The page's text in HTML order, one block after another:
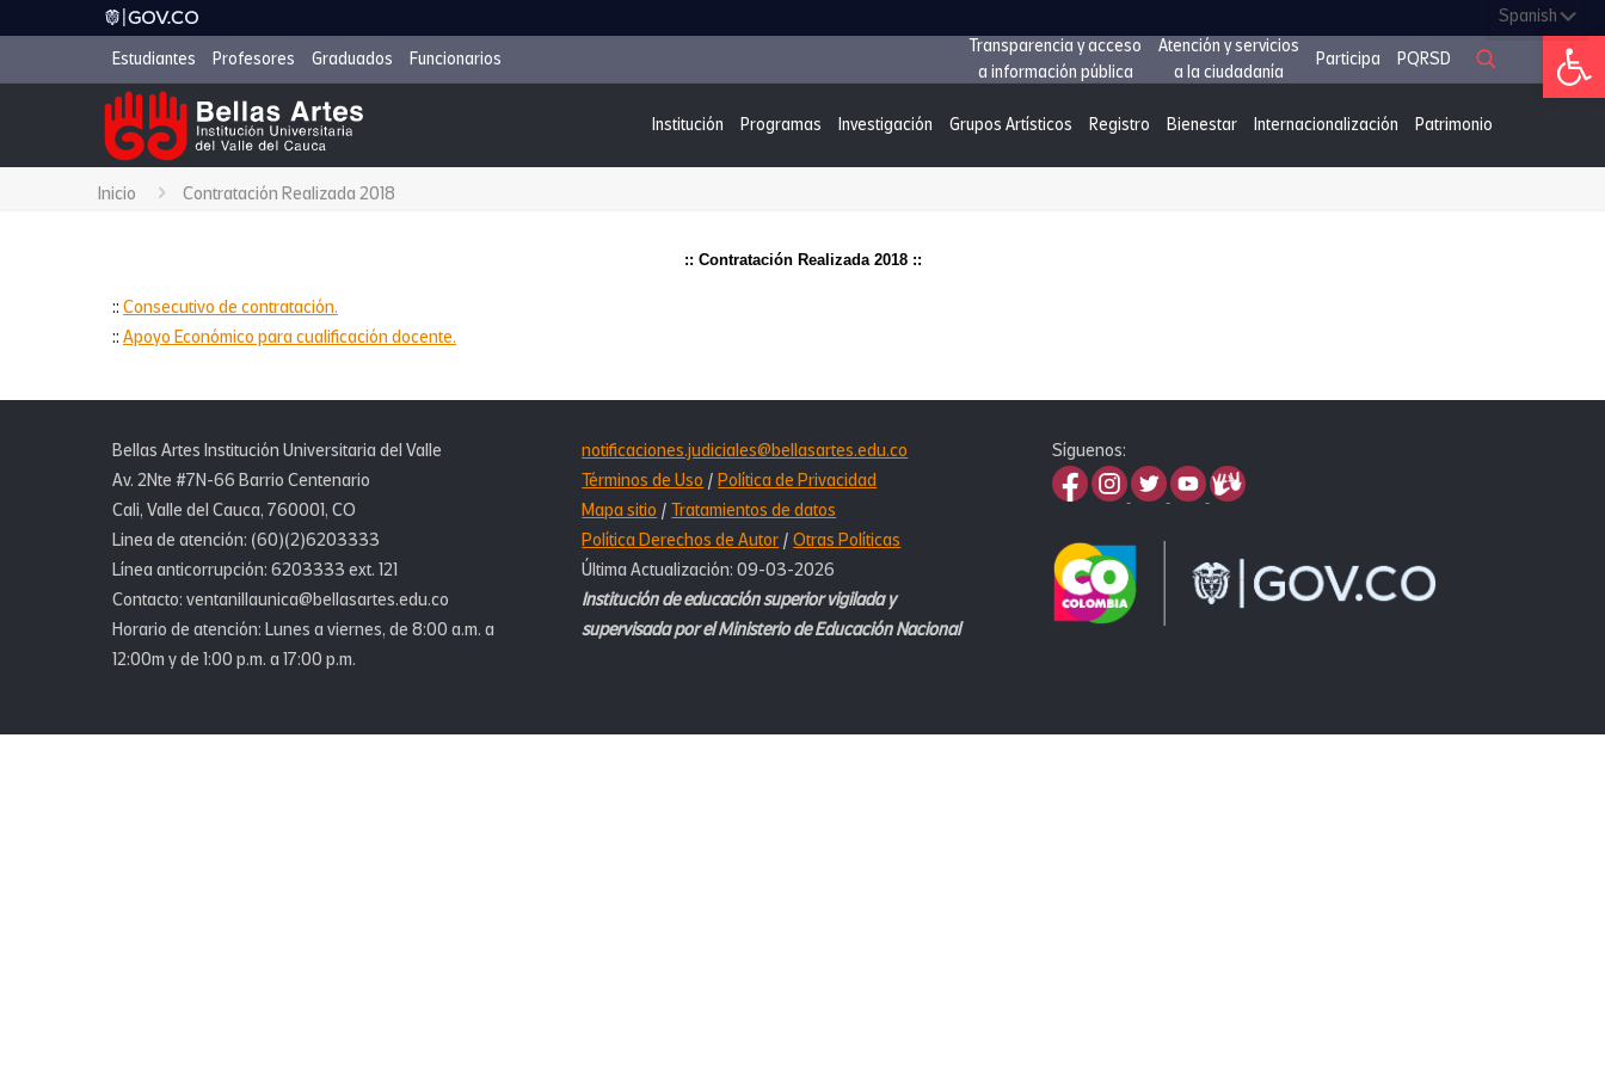
Abrir
Estudiantes Profesores Graduados Funcionarios
Transparencia y acceso
a información pública
Atención y servicios
a la ciudadanía
Participa PQRSD
Institución Programas Investigación Grupos Artísticos Registro Bienestar Internacionalización Patrimonio
Inicio Contratación Realizada 2018
:: Contratación Realizada 2018 ::
:: Consecutivo de contratación.
:: Apoyo Económico para cualificación docente.
Bellas Artes Institución Universitaria del Valle
Av. 2Nte #7N-66 Barrio Centenario
Cali, Valle del Cauca, 760001, CO
Linea de atención: (60)(2)6203333
Línea anticorrupción: 6203333 ext. 121
Contacto: ventanillaunica@bellasartes.edu.co
Horario de atención: Lunes a viernes, de 8:00 a.m. a
12:00m y de 1:00 p.m. a 17:00 p.m.
notificaciones.judiciales@bellasartes.edu.co
Términos de Uso /Política de Privacidad
Mapa sitio /Tratamientos de datos
Política Derechos de Autor /Otras Políticas
Última Actualización: 09-03-2026
Institución de educación superior vigilada y
supervisada por el Ministerio de Educación Nacional
Síguenos: